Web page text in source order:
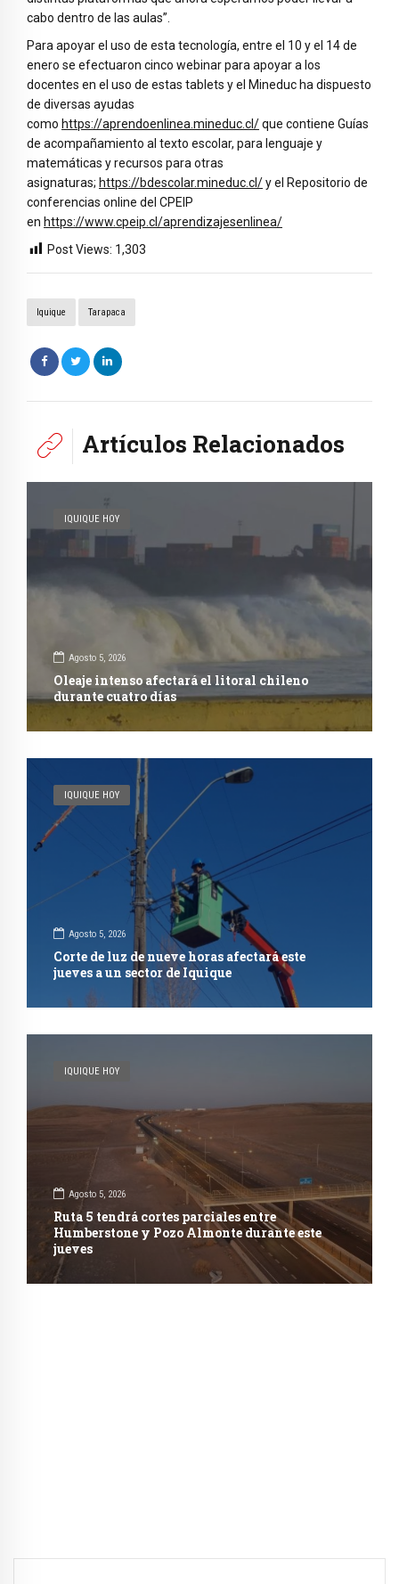
cabo dentro de las aulas”.
Para apoyar el uso de esta tecnología, entre el 10 y el 14 de
enero se efectuaron cinco webinar para apoyar a los
docentes en el uso de estas tablets y el Mineduc ha dispuesto
de diversas ayudas
como https://aprendoenlinea.mineduc.cl/que contiene Guías
de acompañamiento al texto escolar, para lenguaje y
matemáticas y recursos para otras
asignaturas; https://bdescolar.mineduc.cl/y el Repositorio de
conferencias online del CPEIP
en https://www.cpeip.cl/aprendizajesenlinea/
Post Views: 1,303
Iquique Tarapaca
Artículos Relacionados
IQUIQUE HOY
Agosto 5, 2026
Oleaje intenso afectará el litoral chileno
durante cuatro días
IQUIQUE HOY
Agosto 5, 2026
Corte de luz de nueve horas afectará este
jueves a un sector de Iquique
IQUIQUE HOY
Agosto 5, 2026
Ruta 5 tendrá cortes parciales entre
Humberstone y Pozo Almonte durante este
jueves